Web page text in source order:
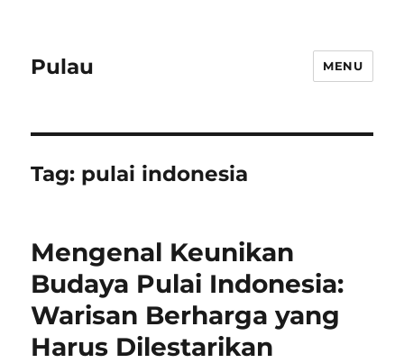
Pulau MENU
Tag: pulai indonesia
Mengenal Keunikan
Budaya Pulai Indonesia:
Warisan Berharga yang
Harus Dilestarikan